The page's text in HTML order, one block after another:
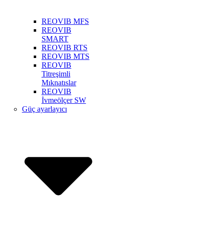
REOVIB MFS
REOVIB
SMART
REOVIB RTS
REOVIB MTS
REOVIB
Titreşimli
Mıknatıslar
REOVIB
İvmeölçer SW
Güç ayarlayıcı